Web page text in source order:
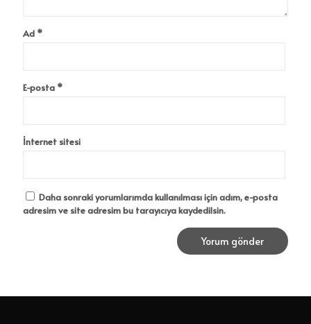
Ad *
E-posta *
İnternet sitesi
Daha sonraki yorumlarımda kullanılması için adım, e-posta
adresim ve site adresim bu tarayıcıya kaydedilsin.